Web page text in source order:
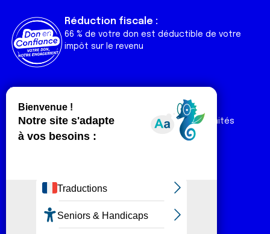
Réduction fiscale :
66 % de votre don est déductible de votre
impôt sur le revenu
Liens utiles
Nos actualités
Nos publications
Contact
Espace Ligue & comités
Espace chercheur